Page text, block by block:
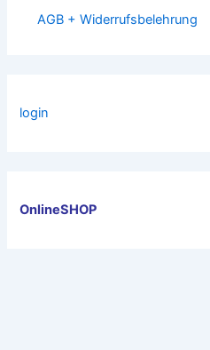
AGB + Widerrufsbelehrung
login
OnlineSHOP